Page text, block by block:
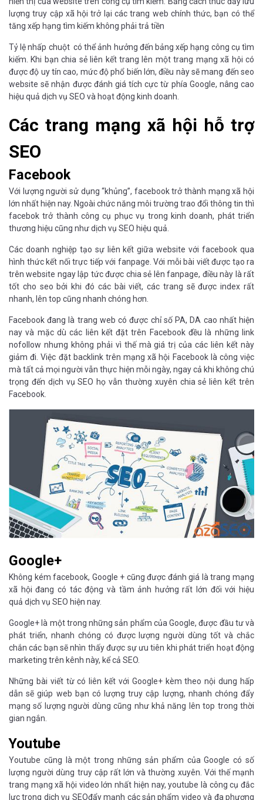
lượng truy cập xã hội trở lại các trang web chính thức, bạn có thể
tăng xếp hạng tìm kiếm không phải trả tiền
Tỷ lệ nhấp chuột có thể ảnh hưởng đến bảng xếp hạng công cụ tìm
kiếm. Khi bạn chia sẻ liên kết trang lên một trang mạng xã hội có
được độ uy tín cao, mức độ phổ biến lớn, điều này sẽ mang đến seo
website sẽ nhận được đánh giá tích cực từ phía Google, nâng cao
hiệu quả dịch vụ SEO và hoạt động kinh doanh.
Các trang mạng xã hội hỗ trợ
SEO
Facebook
Với lượng người sử dụng “khủng”, facebook trở thành mạng xã hội
lớn nhất hiện nay. Ngoài chức năng môi trường trao đổi thông tin thì
facebok trở thành công cụ phục vụ trong kinh doanh, phát triển
thương hiệu cũng như dịch vụ SEO hiệu quả.
Các doanh nghiệp tạo sự liên kết giữa website với facebook qua
hình thức kết nối trực tiếp với fanpage. Với mỗi bài viết được tạo ra
trên website ngay lập tức được chia sẻ lên fanpage, điều này là rất
tốt cho seo bởi khi đó các bài viết, các trang sẽ được index rất
nhanh, lên top cũng nhanh chóng hơn.
Facebook đang là trang web có được chỉ số PA, DA cao nhất hiện
nay và mặc dù các liên kết đặt trên Facebook đều là những link
nofollow nhưng không phải vì thế mà giá trị của các liên kết này
giảm đi. Việc đặt backlink trên mạng xã hội Facebook là công việc
mà tất cả mọi người vẫn thực hiện mỗi ngày, ngay cả khi không chú
trọng đến dịch vụ SEO họ vẫn thường xuyên chia sẻ liên kết trên
Facebook.
Google+
Không kém facebook, Google + cũng được đánh giá là trang mạng
xã hội đang có tác động và tầm ảnh hưởng rất lớn đối với hiệu
quả dịch vụ SEO hiện nay.
Google+ là một trong những sản phẩm của Google, được đầu tư và
phát triển, nhanh chóng có được lượng người dùng tốt và chắc
chắn các bạn sẽ nhìn thấy được sự ưu tiên khi phát triển hoạt động
marketing trên kênh này, kể cả SEO.
Những bài viết từ có liên kết với Google+ kèm theo nội dung hấp
dẫn sẽ giúp web bạn có lượng truy cập lượng, nhanh chóng đẩy
mạng số lượng người dùng cũng như khả năng lên top trong thời
gian ngắn.
Youtube
Youtube cũng là một trong những sản phẩm của Google có số
lượng người dùng truy cập rất lớn và thường xuyên. Với thế mạnh
trang mạng xã hội video lớn nhất hiện nay, youtube là công cụ đắc
lực trong dịch vụ SEOđẩy mạnh các sản phẩm video và đa phương